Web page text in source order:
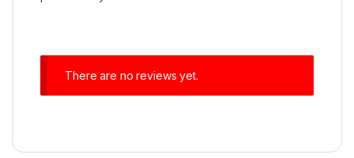
There are no reviews yet.